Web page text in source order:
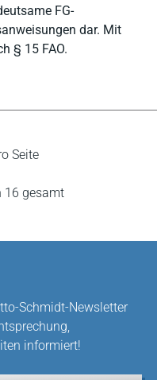
FG-
dar. Mit
§ 15 FAO.
Seite
16 gesamt
Schmidt-Newsletter
informiert!